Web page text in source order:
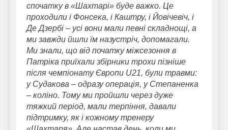
спочатку в «Шахтарі» буде важко. Це
проходили і Фонсека, і Каштру, і Йовічевіч, і
Де Дзербі – усі вони мали певні складнощі, а
ми завжди йшли їм назустріч, допомагали.
Ми знали, що від початку міжсезоння в
Патріка приїхали збірники трохи пізніше
після чемпіонату Європи U21, були травми:
у Судакова – одразу операція, у Степаненка
– коліно. Тому ми пройшли через дуже
тяжкий період, мали терпіння, давали
підтримку, як і кожному тренеру